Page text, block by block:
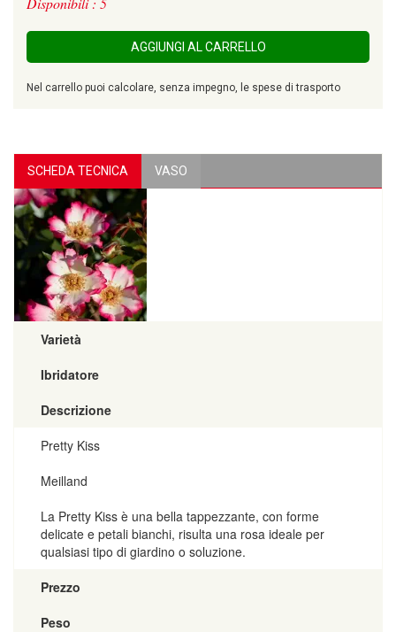
AGGIUNGI AL CARRELLO
Nel carrello puoi calcolare, senza impegno, le spese di trasporto
SCHEDA TECNICA VASO
Varietà
Ibridatore
Descrizione
Pretty Kiss
Meilland
La Pretty Kiss è una bella tappezzante, con forme
delicate e petali bianchi, risulta una rosa ideale per
qualsiasi tipo di giardino o soluzione.
Prezzo
Peso